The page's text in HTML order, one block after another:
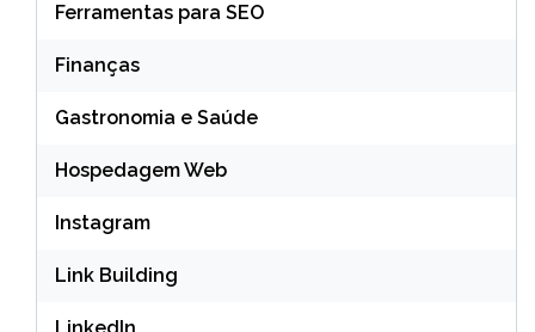
Ferramentas para SEO
Finanças
Gastronomia e Saúde
Hospedagem Web
Instagram
Link Building